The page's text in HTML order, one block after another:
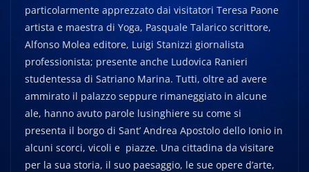
particolarmente apprezzato dai visitatori Teresa Paone
artista e maestra di Yoga, Pasquale Talarico scrittore,
Alfonso Molea editore, Luigi Stanizzi giornalista
professionista; presente anche Ludovica Ranieri
studentessa di Satriano Marina. Tutti, oltre ad avere
ammirato il palazzo seppure rimaneggiato in alcune
ale, hanno avuto parole lusinghiere su come si
presenta il borgo di Sant’ Andrea Apostolo dello Ionio in
alcuni scorci, vicoli e piazze. Una cittadina da visitare
per la sua storia, il suo paesaggio, le sue opere d’arte,